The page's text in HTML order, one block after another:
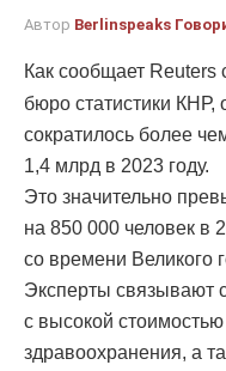
Автор Berlinspeaks
Как сообщает
бюро статистики КНР,
сократилось более
1,4 млрд в 2023 году.
Это значительно
на 850 000 человек в
со времени Великого
Эксперты связывают
с высокой
здравоохранения, а